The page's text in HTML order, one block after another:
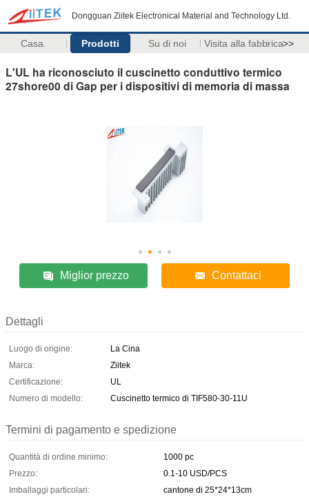
Dongguan Ziitek Electronical Material and Technology Ltd.
Casa. Prodotti Su di noi Visita alla fabbrica>>
L'UL ha riconosciuto il cuscinetto conduttivo termico
27shore00 di Gap per i dispositivi di memoria di massa
Miglior prezzo Contattaci
Dettagli
Luogo di origine:
La Cina
Marca:
Ziitek
Certificazione:
UL
Numero di modello:
Cuscinetto termico di TIF580-30-11U
Termini di pagamento e spedizione
Quantità di ordine minimo:
1000 pc
Prezzo:
0.1-10 USD/PCS
Imballaggi particolari:
cantone di 25*24*13cm